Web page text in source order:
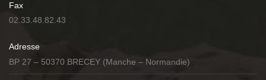
Fax
02.33.48.82.43
Adresse
BP 27 – 50370 BRECEY (Manche – Normandie)